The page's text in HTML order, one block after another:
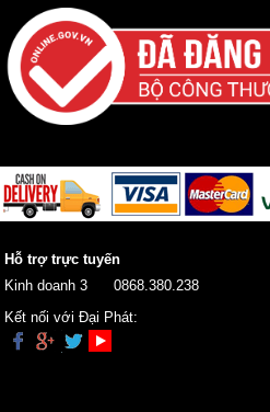
Hỗ trợ trực tuyến
Kinh doanh 3
0868.380.238
Kết nối với Đại Phát: